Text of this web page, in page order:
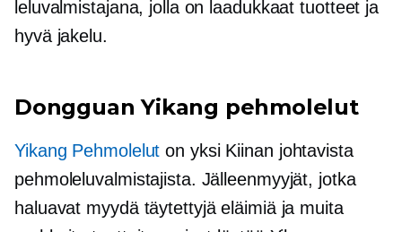
leluvalmistajana, jolla on laadukkaat tuotteet ja
hyvä jakelu.
Dongguan Yikang pehmolelut
Yikang Pehmolelut on yksi Kiinan johtavista
pehmoleluvalmistajista. Jälleenmyyjät, jotka
haluavat myydä täytettyjä eläimiä ja muita